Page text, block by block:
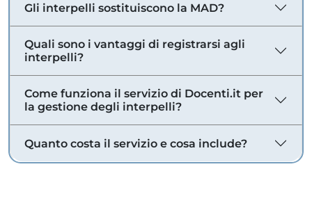
Gli interpelli sostituiscono la MAD?
Quali sono i vantaggi di registrarsi agli
interpelli?
Come funziona il servizio di Docenti.it per
la gestione degli interpelli?
Quanto costa il servizio e cosa include?